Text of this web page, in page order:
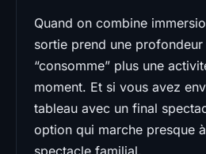
Quand on combine
sortie prend une
“consomme” plus une
moment. Et si vous avez
tableau avec un final
option qui marche presque